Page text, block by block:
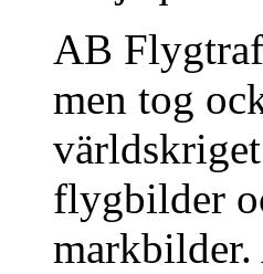
AB
men tog
flygbilder